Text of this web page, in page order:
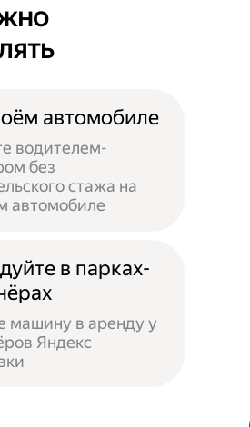
автомобиле
водителем-
без
стажа на
автомобиле
в парках-
машину в аренду у
Яндекс